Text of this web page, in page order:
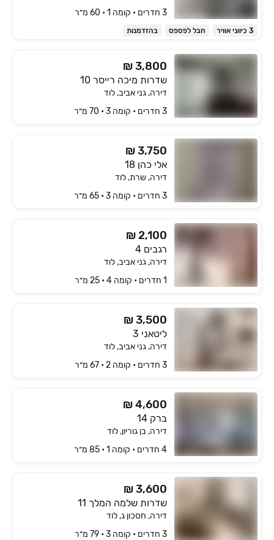
3 חדרים • קומה ‎1‏ • 60 מ״ר
3 כיווני אוויר חבל לפספס בהזדמנות
₪ 3,800
שדרות מיכה רייסר 10
דירה, גני אביב, לוד
3 חדרים • קומה ‎3‏ • 70 מ״ר
₪ 3,750
אלי כהן 18
דירה, שרת, לוד
3 חדרים • קומה ‎3‏ • 65 מ״ר
₪ 2,100
רגבים 4
דירה, גני אביב, לוד
1 חדרים • קומה ‎4‏ • 25 מ״ר
₪ 3,500
ליטאני 3
דירה, גני אביב, לוד
3 חדרים • קומה ‎2‏ • 67 מ״ר
₪ 4,600
ברק 14
דירה, בן גוריון, לוד
4 חדרים • קומה ‎1‏ • 85 מ״ר
₪ 3,600
שדרות שלמה המלך 11
דירה, חסכון ג, לוד
3 חדרים • קומה ‎3‏ • 79 מ״ר